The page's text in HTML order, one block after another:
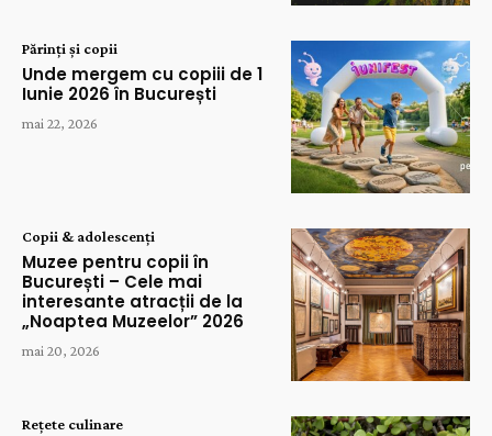
Părinți și copii
Unde mergem cu copiii de 1
Iunie 2026 în București
mai 22, 2026
Copii & adolescenți
Muzee pentru copii în
București – Cele mai
interesante atracții de la
„Noaptea Muzeelor” 2026
mai 20, 2026
Rețete culinare